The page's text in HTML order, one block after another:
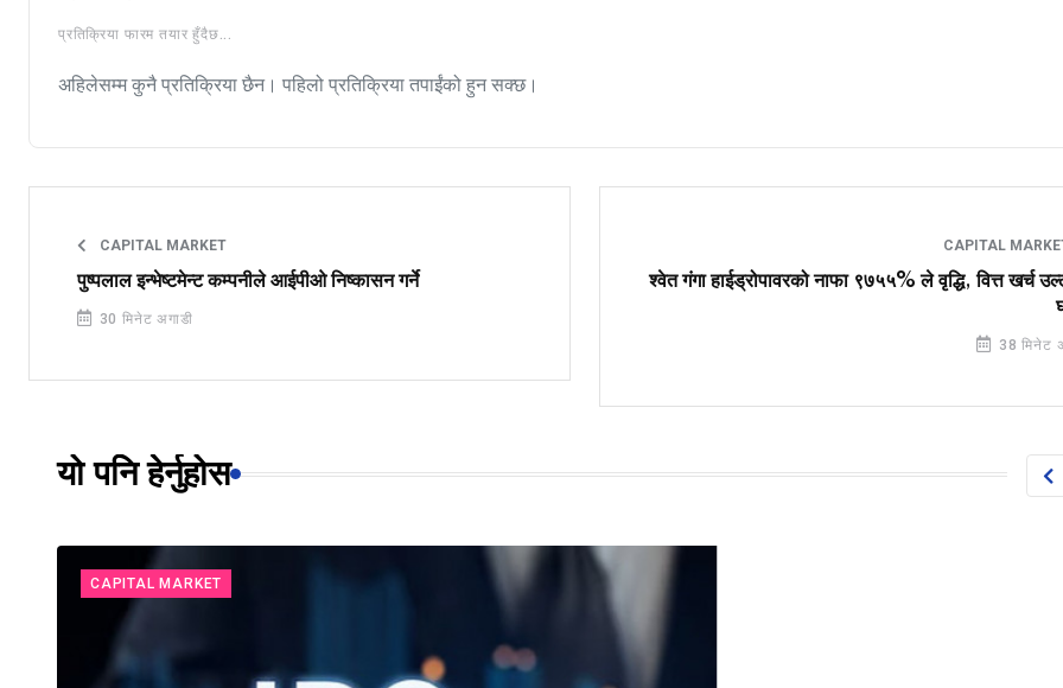
प्रतिक्रिया फारम तयार हुँदैछ...
अहिलेसम्म कुनै प्रतिक्रिया छैन। पहिलो प्रतिक्रिया तपाईंको हुन सक्छ।
CAPITAL MARKET
पुष्पलाल इन्भेष्टमेन्ट कम्पनीले आईपीओ निष्कासन गर्ने
30 मिनेट अगाडी
CAPITAL
श्वेत गंगा हाईड्रोपावरको नाफा ९७५५% ले वृद्धि, वित्त खर्च
38 मिनेट
यो पनि हेर्नुहोस
CAPITAL MARKET